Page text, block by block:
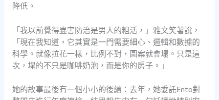
降低。
「我以前覺得蟲害防治是男人的粗活，」雅文笑著說，
「現在我知道，它其實是一門需要細心、邏輯和數據的
科學。就像拉花一樣，比例不對，圖案就會塌。只是這
次，塌的不只是咖啡奶泡，而是你的房子。」
她的故事最後有一個小小的後續：去年，她委託Ento對